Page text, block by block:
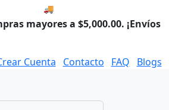
🚚 Envío el Viernes, 07 de
mayores a $5,000.00. ¡Envíos
Cuenta Contacto FAQ Blogs